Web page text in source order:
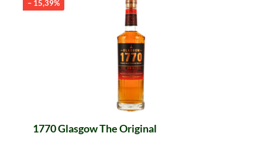
– 15,39%
1770 Glasgow The Original